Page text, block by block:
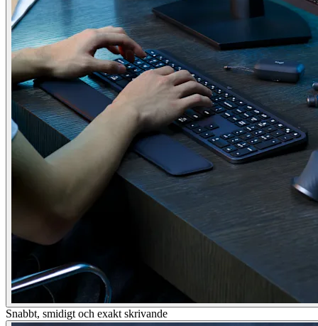
Snabbt, smidigt och exakt skrivande